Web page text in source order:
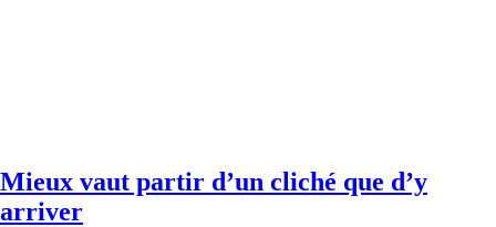
Mieux vaut partir d’un cliché que d’y
arriver